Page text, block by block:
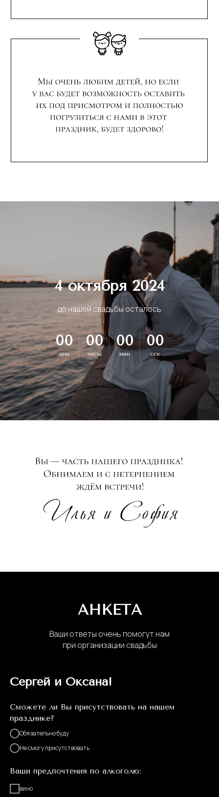
4 октября 2024
до нашей свадьбы осталось
00
дни
00
часы
00
мин
00
сек
АНКЕТА
Ваши ответы очень помогут нам
при организации свадьбы
Сергей и Оксана!
Сможете ли Вы присутствовать на нашем
празднике?
Обязательно буду
Не смогу присутствовать
Ваши предпочтения по алкоголю:
вино